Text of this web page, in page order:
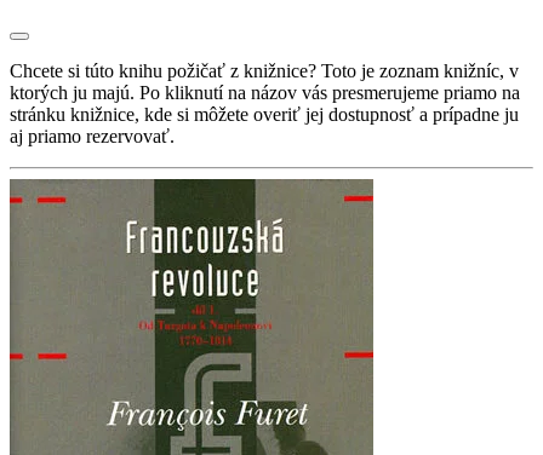
Chcete si túto knihu požičať z knižnice? Toto je zoznam knižníc, v
ktorých ju majú. Po kliknutí na názov vás presmerujeme priamo na
stránku knižnice, kde si môžete overiť jej dostupnosť a prípadne ju
aj priamo rezervovať.